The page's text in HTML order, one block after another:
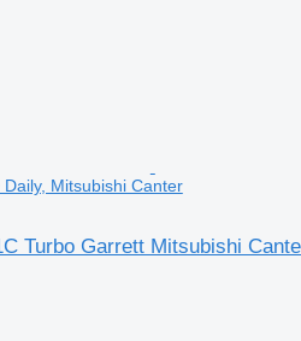
Mitsubishi Canter
Turbo Garrett Mitsubishi